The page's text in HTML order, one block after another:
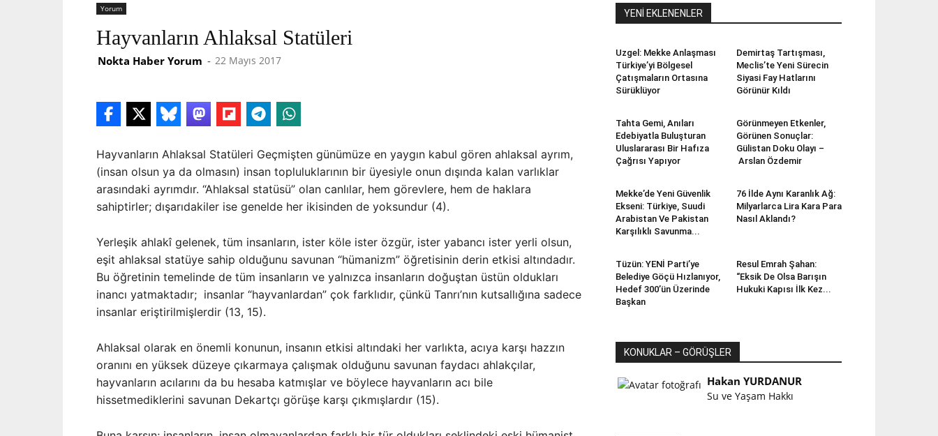
Yorum
Hayvanların Ahlaksal Statüleri
Nokta Haber Yorum - 22 Mayıs 2017
Hayvanların Ahlaksal Statüleri Geçmişten günümüze en yaygın kabul gören ahlaksal ayrım,
(insan olsun ya da olmasın) insan topluluklarının bir üyesiyle onun dışında kalan varlıklar
arasındaki ayrımdır. “Ahlaksal statüsü” olan canlılar, hem görevlere, hem de haklara
sahiptirler; dışarıdakiler ise genelde her ikisinden de yoksundur (4).
Yerleşik ahlakî gelenek, tüm insanların, ister köle ister özgür, ister yabancı ister yerli olsun,
eşit ahlaksal statüye sahip olduğunu savunan “hümanizm” öğretisinin derin etkisi altındadır.
Bu öğretinin temelinde de tüm insanların ve yalnızca insanların doğuştan üstün oldukları
inancı yatmaktadır; insanlar “hayvanlardan” çok farklıdır, çünkü Tanrı’nın kutsallığına sadece
insanlar eriştirilmişlerdir (13, 15).
Ahlaksal olarak en önemli konunun, insanın etkisi altındaki her varlıkta, acıya karşı hazzın
oranını en yüksek düzeye çıkarmaya çalışmak olduğunu savunan faydacı ahlakçılar,
hayvanların acılarını da bu hesaba katmışlar ve böylece hayvanların acı bile
hissetmediklerini savunan Dekartçı görüşe karşı çıkmışlardır (15).
YENİ EKLENENLER
Uzgel: Mekke Anlaşması
Türkiye’yi Bölgesel
Çatışmaların Ortasına
Sürüklüyor
Demirtaş Tartışması,
Meclis’te Yeni Sürecin
Siyasi Fay Hatlarını
Görünür Kıldı
Tahta Gemi, Anıları
Edebiyatla Buluşturan
Uluslararası Bir Hafıza
Çağrısı Yapıyor
Görünmeyen Etkenler,
Görünen Sonuçlar:
Gülistan Doku Olayı –
Arslan Özdemir
Mekke’de Yeni Güvenlik
Ekseni: Türkiye, Suudi
Arabistan Ve Pakistan
Karşılıklı Savunma...
76 İlde Aynı Karanlık Ağ:
Milyarlarca Lira Kara Para
Nasıl Aklandı?
Tüzün: YENİ Parti’ye
Belediye Göçü Hızlanıyor,
Hedef 300’ün Üzerinde
Başkan
Resul Emrah Şahan:
“Eksik De Olsa Barışın
Hukuki Kapısı İlk Kez...
KONUKLAR – GÖRÜŞLER
Hakan YURDANUR
Su ve Yaşam Hakkı